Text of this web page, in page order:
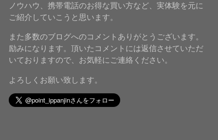
ノウハウ、携帯電話のお得な買い方など、実体験を元に
ご紹介していこうと思います。
また多数のブログへのコメントありがとうございます。
励みになります。頂いたコメントには返信させていただ
いておりますので、お気軽にご連絡ください。
よろしくお願い致します。